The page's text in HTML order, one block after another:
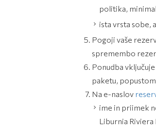
politika,
ista vrsta sobe,
Pogoji vaše
spremembo
Ponudba
paketu,
Na e-naslov
ime in priimek
Liburnia